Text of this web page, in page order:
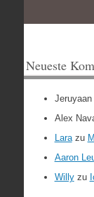
Neueste
Jeruyaan
Alex
Larazu
Aaron
Willyzu